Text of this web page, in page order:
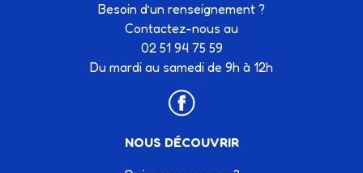
Besoin d’un renseignement ?
Contactez-nous au
02 51 94 75 59
Du mardi au samedi de 9h à 12h
NOUS DÉCOUVRIR